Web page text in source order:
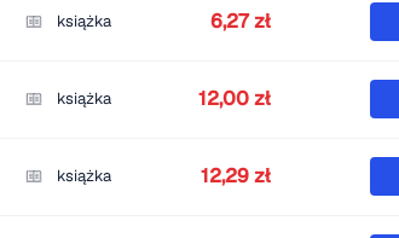
książka 6,27 zł
książka 12,00 zł
książka 12,29 zł